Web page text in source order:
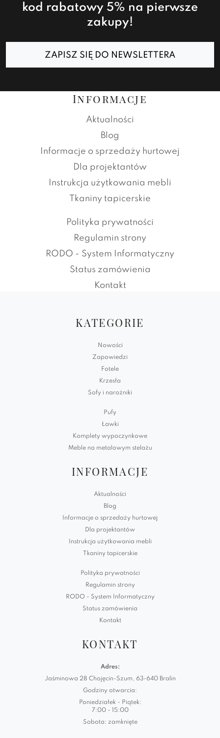
kod rabatowy 5% na pierwsze
zakupy!
ZAPISZ SIĘ DO NEWSLETTERA
Informacje
Aktualności
Blog
Informacje o sprzedaży hurtowej
Dla projektantów
Instrukcja użytkowania mebli
Tkaniny tapicerskie
Polityka prywatności
Regulamin strony
RODO - System Informatyczny
Status zamówienia
Kontakt
KATEGORIE
Nowości
Zapowiedzi
Fotele
Krzesła
Sofy i narożniki
Pufy
Ławki
Komplety wypoczynkowe
Meble na metalowym stelażu
INFORMACJE
Aktualności
Blog
Informacje o sprzedaży hurtowej
Dla projektantów
Instrukcja użytkowania mebli
Tkaniny tapicerskie
Polityka prywatności
Regulamin strony
RODO - System Informatyczny
Status zamówienia
Kontakt
KONTAKT
Adres:
Jaśminowa 28 Chojęcin-Szum, 63-640 Bralin
Godziny otwarcia:
Poniedziałek - Piątek:
7:00 - 15:00
Sobota: zamknięte